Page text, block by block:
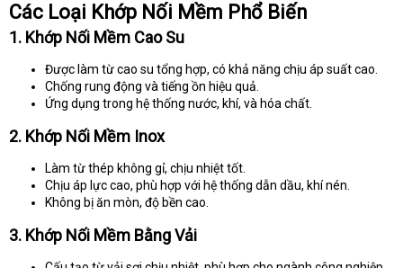
Các Loại Khớp Nối Mềm Phổ Biến
1. Khớp Nối Mềm Cao Su
Được làm từ cao su tổng hợp, có khả năng chịu áp suất cao.
Chống rung động và tiếng ồn hiệu quả.
Ứng dụng trong hệ thống nước, khí, và hóa chất.
2. Khớp Nối Mềm Inox
Làm từ thép không gỉ, chịu nhiệt tốt.
Chịu áp lực cao, phù hợp với hệ thống dẫn dầu, khí nén.
Không bị ăn mòn, độ bền cao.
3. Khớp Nối Mềm Bằng Vải